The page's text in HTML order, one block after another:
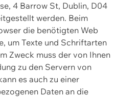
4 Barrow St, Dublin, D04
werden. Beim
die benötigten Web
um Texte und Schriftarten
Zweck muss der von Ihnen
zu den Servern von
es auch zu einer
Daten an die